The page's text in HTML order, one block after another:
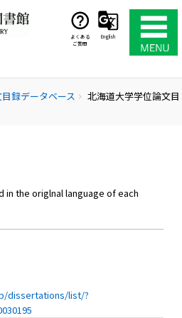
よくある
ご質問
English
録データベース chevron_right
北海道大学学位論文目
in the origlnal language of each
dissertations/list/?